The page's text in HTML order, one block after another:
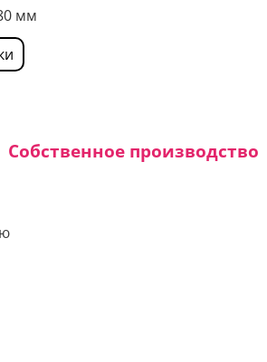
мм
Собственное производство
изготовления: